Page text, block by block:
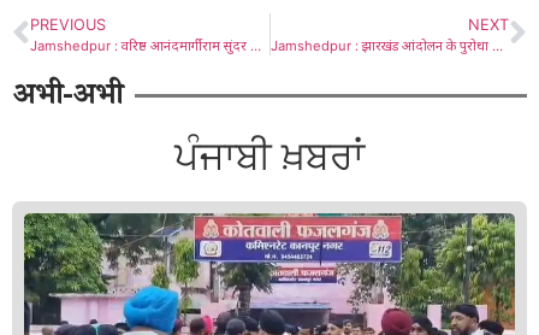
PREVIOUS
Jamshedpur : वरिष्ठ आनंदमार्गी राम सुंदर सिंह का निधन, वैदिक मंत्र उच्चारण के साथ हुआ दाह संस्कार
NEXT
Jamshedpur : झारखंड आंदोलन के पुरोधा एवं “दिशोम गुरु” के रूप में प्रसिद्ध शिबू सोरेन की देन को याद कर सिख समाज ने सौंपा मान पत्र
अभी-अभी
ਪੰਜਾਬੀ ਖ਼ਬਰਾਂ